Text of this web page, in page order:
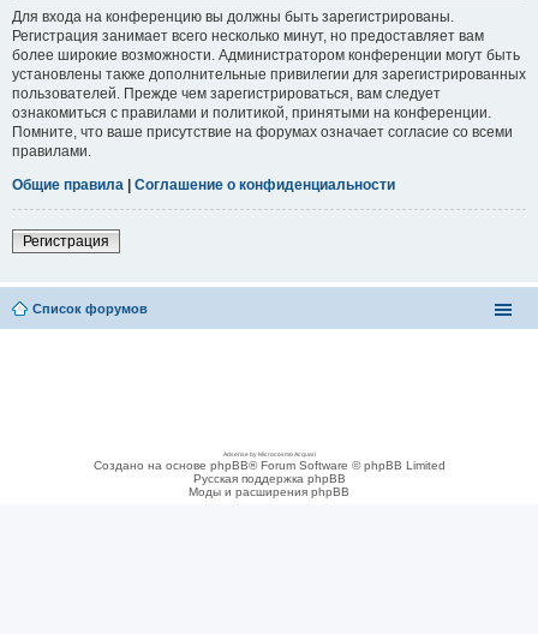
Для входа на конференцию вы должны быть зарегистрированы.
Регистрация занимает всего несколько минут, но предоставляет вам
более широкие возможности. Администратором конференции могут быть
установлены также дополнительные привилегии для зарегистрированных
пользователей. Прежде чем зарегистрироваться, вам следует
ознакомиться с правилами и политикой, принятыми на конференции.
Помните, что ваше присутствие на форумах означает согласие со всеми
правилами.
Общие правила | Соглашение о конфиденциальности
Регистрация
Список форумов
Adsense by Microcosmo Acquari
Создано на основе phpBB® Forum Software © phpBB Limited
Русская поддержка phpBB
Моды и расширения phpBB